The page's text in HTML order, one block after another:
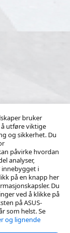
bruker
utføre viktige
og sikkerhet. Du
påvirke hvordan
analyser,
i
på en knapp her
Du
ved å klikke på
på ASUS-
som helst. Se
og lignende